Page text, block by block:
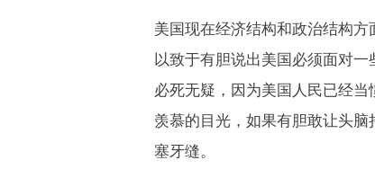
美国现在经济结构和政治结构方
以致于有胆说出美国必须面对
必死无疑，因为美国人民已经
羡慕的目光，如果有胆敢让头
塞牙缝。